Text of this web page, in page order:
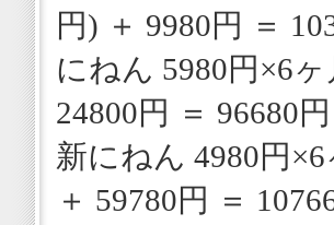
円) ＋ 9980円 ＝
にねん 5980円×6
24800円 ＝ 96680円
新にねん 4980円
＋ 59780円 ＝